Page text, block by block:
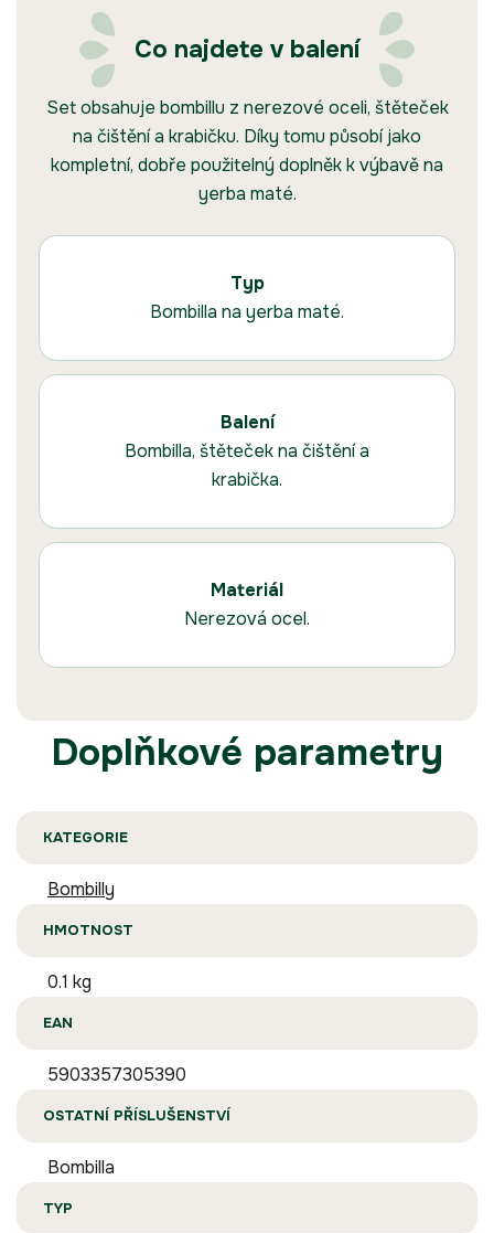
Co najdete v balení
Set obsahuje bombillu z nerezové oceli, štěteček
na čištění a krabičku. Díky tomu působí jako
kompletní, dobře použitelný doplněk k výbavě na
yerba maté.
Typ
Bombilla na yerba maté.
Balení
Bombilla, štěteček na čištění a
krabička.
Materiál
Nerezová ocel.
Doplňkové parametry
KATEGORIE
Bombilly
HMOTNOST
0.1 kg
EAN
5903357305390
OSTATNÍ PŘÍSLUŠENSTVÍ
Bombilla
TYP